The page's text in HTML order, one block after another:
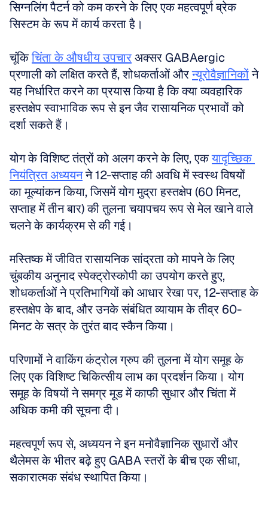
सिग्नलिंग पैटर्न को कम करने के लिए एक महत्वपूर्ण ब्रेक
सिस्टम के रूप में कार्य करता है।
चूंकि चिंता के औषधीय उपचार अक्सर GABAergic
प्रणाली को लक्षित करते हैं, शोधकर्ताओं और न्यूरोवैज्ञानिकों ने
यह निर्धारित करने का प्रयास किया है कि क्या व्यवहारिक
हस्तक्षेप स्वाभाविक रूप से इन जैव रासायनिक प्रभावों को
दर्शा सकते हैं।
योग के विशिष्ट तंत्रों को अलग करने के लिए, एक यादृच्छिक
नियंत्रित अध्ययन ने 12-सप्ताह की अवधि में स्वस्थ विषयों
का मूल्यांकन किया, जिसमें योग मुद्रा हस्तक्षेप (60 मिनट,
सप्ताह में तीन बार) की तुलना चयापचय रूप से मेल खाने वाले
चलने के कार्यक्रम से की गई।
मस्तिष्क में जीवित रासायनिक सांद्रता को मापने के लिए
चुंबकीय अनुनाद स्पेक्ट्रोस्कोपी का उपयोग करते हुए,
शोधकर्ताओं ने प्रतिभागियों को आधार रेखा पर, 12-सप्ताह के
हस्तक्षेप के बाद, और उनके संबंधित व्यायाम के तीव्र 60-
मिनट के सत्र के तुरंत बाद स्कैन किया।
परिणामों ने वाकिंग कंट्रोल ग्रुप की तुलना में योग समूह के
लिए एक विशिष्ट चिकित्सीय लाभ का प्रदर्शन किया। योग
समूह के विषयों ने समग्र मूड में काफी सुधार और चिंता में
अधिक कमी की सूचना दी।
महत्वपूर्ण रूप से, अध्ययन ने इन मनोवैज्ञानिक सुधारों और
थैलेमस के भीतर बढ़े हुए GABA स्तरों के बीच एक सीधा,
सकारात्मक संबंध स्थापित किया।